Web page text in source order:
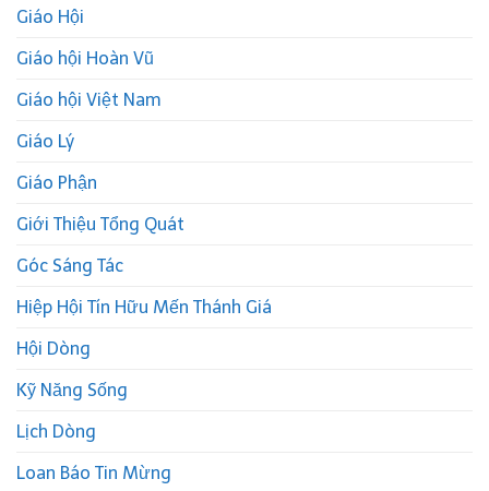
Giáo Hội
Giáo hội Hoàn Vũ
Giáo hội Việt Nam
Giáo Lý
Giáo Phận
Giới Thiệu Tổng Quát
Góc Sáng Tác
Hiệp Hội Tín Hữu Mến Thánh Giá
Hội Dòng
Kỹ Năng Sống
Lịch Dòng
Loan Báo Tin Mừng